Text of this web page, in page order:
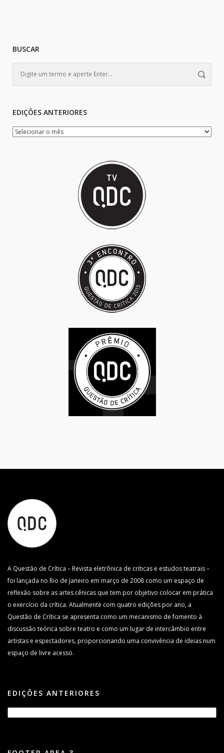
BUSCAR
EDIÇÕES ANTERIORES
A Questão de Crítica – Revista eletrônica de críticas e estudos teatrais –
foi lançada no Rio de Janeiro em março de 2008 como um espaço de
reflexão sobre as artes cênicas que tem por objetivo colocar em prática
o exercício da crítica. Atualmente com quatro edições por ano, a
Questão de Crítica se apresenta como um mecanismo de fomento à
discussão teórica sobre teatro e como um lugar de intercâmbio entre
artistas e espectadores, proporcionando uma convivência de ideias num
espaço de livre acesso.
EDIÇÕES ANTERIORES